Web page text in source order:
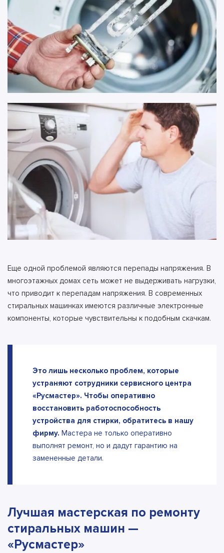
Еще одной проблемой являются перепады напряжения. В
многоэтажных домах сеть может не выдерживать нагрузки,
что приводит к перепадам напряжения. В современных
стиральных машинках имеются различные электронные
компоненты, которые чувствительны к подобным скачкам.
Это лишь несколько проблем, которые
устраняют сотрудники сервисного центра
«Русмастер». Чтобы оперативно
восстановить работоспособность
устройства для стирки, обратитесь в нашу
фирму. Мастера не только оперативно
выполнят ремонт, но и дадут гарантию на
замененные детали.
Лучшая мастерская по ремонту
стиральных машин —
«Русмастер»